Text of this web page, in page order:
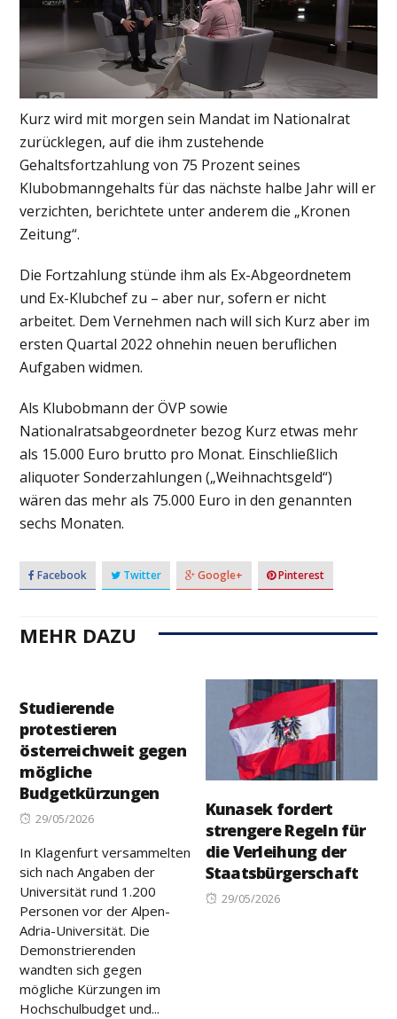
Kurz wird mit morgen sein Mandat im Nationalrat
zurücklegen, auf die ihm zustehende
Gehaltsfortzahlung von 75 Prozent seines
Klubobmanngehalts für das nächste halbe Jahr will er
verzichten, berichtete unter anderem die „Kronen
Zeitung“.
Die Fortzahlung stünde ihm als Ex-Abgeordnetem
und Ex-Klubchef zu – aber nur, sofern er nicht
arbeitet. Dem Vernehmen nach will sich Kurz aber im
ersten Quartal 2022 ohnehin neuen beruflichen
Aufgaben widmen.
Als Klubobmann der ÖVP sowie
Nationalratsabgeordneter bezog Kurz etwas mehr
als 15.000 Euro brutto pro Monat. Einschließlich
aliquoter Sonderzahlungen („Weihnachtsgeld“)
wären das mehr als 75.000 Euro in den genannten
sechs Monaten.
Facebook Twitter Google+ Pinterest
MEHR DAZU
Studierende
protestieren
österreichweit gegen
mögliche
Budgetkürzungen
Posted
29/05/2026
In Klagenfurt versammelten
sich nach Angaben der
Universität rund 1.200
Personen vor der Alpen-
Adria-Universität. Die
Demonstrierenden
wandten sich gegen
mögliche Kürzungen im
Hochschulbudget und...
Kunasek fordert
strengere Regeln für
die Verleihung der
Staatsbürgerschaft
Posted
29/05/2026